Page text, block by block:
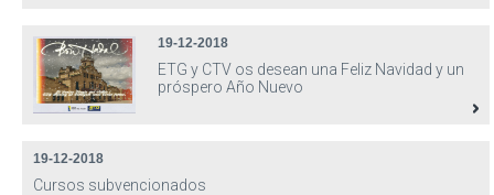
19-12-2018
ETG y CTV os desean una Feliz Navidad y un
próspero Año Nuevo
19-12-2018
Cursos subvencionados